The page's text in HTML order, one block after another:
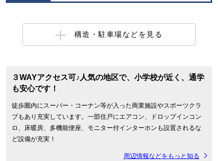
構造・駐車場などを見る
３WAYアクセス可♪人気の地区で、小学校が近く、通学
も安心です！
徒歩圏内にスーパー・コーナン等が入った商業施設やスポーツクラ
ブもあり充実しています。一部住戸にエアコン、ドロップインコン
ロ、床暖房、多機能便座、モニター付インターホンも設置されるな
ど設備が充実！
周辺情報などをもっと知る